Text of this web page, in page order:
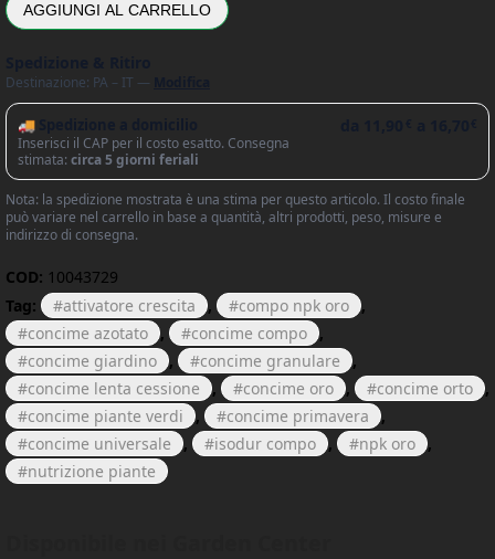
AGGIUNGI AL CARRELLO
Destinazione: PA – IT —
🚚 Spedizione a domicilio
Inserisci il CAP per il costo esatto. Consegna
stimata: circa 5 giorni feriali
Nota: la spedizione mostrata è una stima per questo articolo. Il costo finale
può variare nel carrello in base a quantità, altri prodotti, peso, misure e
indirizzo di consegna.
COD: 10043729
Tag:
attivatore crescita , compo npk oro
,
concime azotato
, concime compo
,
concime giardino
, concime granulare
,
concime lenta cessione
, concime oro , concime orto
,
concime piante verdi
, concime primavera
,
concime universale
, isodur compo , npk oro
,
nutrizione piante